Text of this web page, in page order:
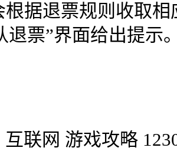
根据退票规则收取
退票”界面给出提示
联网 游戏攻略